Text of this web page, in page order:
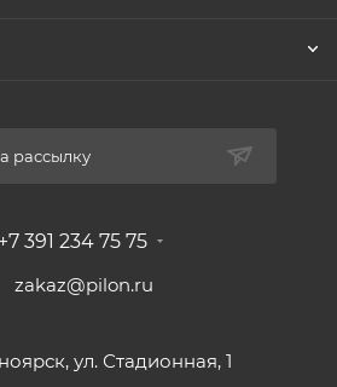
рассылку
+7 391 234 75 75
zakaz@pilon.ru
ул. Стадионная, 1